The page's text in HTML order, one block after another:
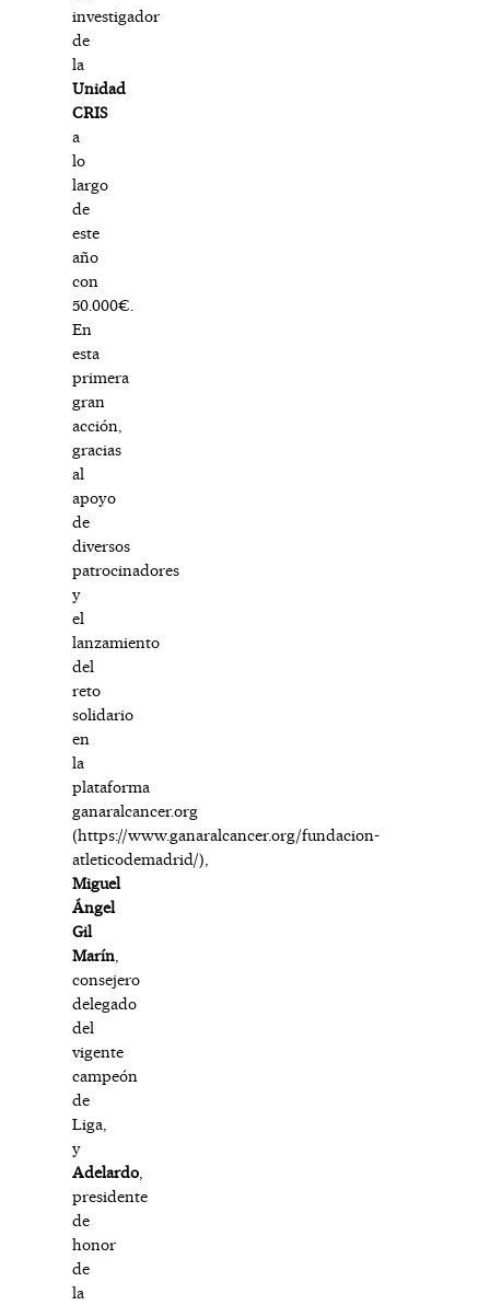
investigador
de
la
Unidad
CRIS
a
lo
largo
de
este
año
con
50.000€.
En
esta
primera
gran
acción,
gracias
al
apoyo
de
diversos
patrocinadores
y
el
lanzamiento
del
reto
solidario
en
la
plataforma
ganaralcancer.org
(https://www.ganaralcancer.org/fundacion-
atleticodemadrid/),
Miguel
Ángel
Gil
Marín,
consejero
delegado
del
vigente
campeón
de
Liga,
y
Adelardo,
presidente
de
honor
de
la